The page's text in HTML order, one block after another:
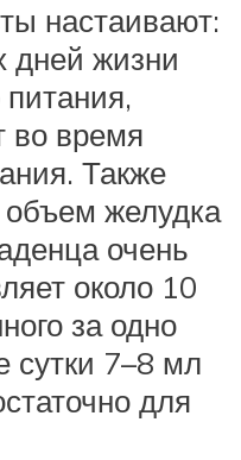
настаивают:
дней жизни
питания,
во время
Также
объем желудка
очень
около 10
за одно
сутки 7–8 мл
для